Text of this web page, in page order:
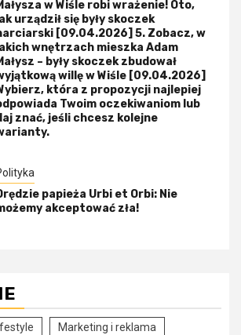
w Wiśle robi wrażenie! Oto,
urządził się były skoczek
[09.04.2026] 5. Zobacz, w
wnętrzach mieszka Adam
– były skoczek zbudował
willę w Wiśle [09.04.2026]
która z propozycji najlepiej
Twoim oczekiwaniom lub
znać, jeśli chcesz kolejne
papieża Urbi et Orbi: Nie
akceptować zła!
Marketing i reklama